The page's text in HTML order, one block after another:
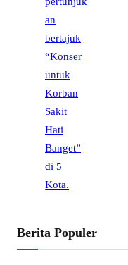
Berita Populer